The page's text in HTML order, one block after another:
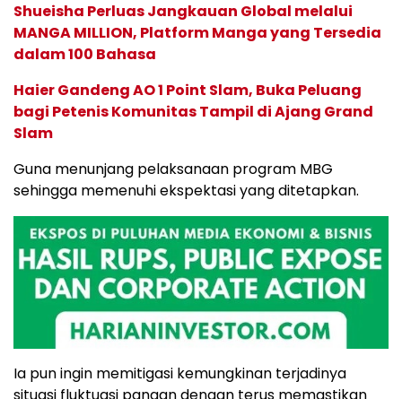
Shueisha Perluas Jangkauan Global melalui
MANGA MILLION, Platform Manga yang Tersedia
dalam 100 Bahasa
Haier Gandeng AO 1 Point Slam, Buka Peluang
bagi Petenis Komunitas Tampil di Ajang Grand
Slam
Guna menunjang pelaksanaan program MBG
sehingga memenuhi ekspektasi yang ditetapkan.
Ia pun ingin memitigasi kemungkinan terjadinya
situasi fluktuasi pangan dengan terus memastikan